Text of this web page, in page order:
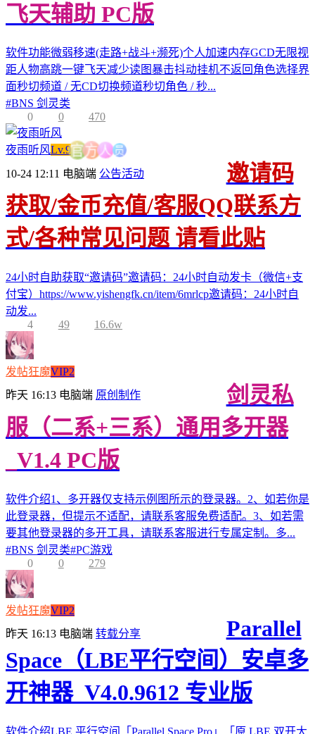
飞天辅助 PC版
软件功能微弱移速(走路+战斗+濒死)个人加速内存GCD无限视
距人物高跳一键飞天减少读图暴击抖动挂机不返回角色选择界
面秒切频道 / 无CD切换频道秒切角色 / 秒...
#BNS 剑灵类
0
0 470
夜雨听风Lv.9官 方 人员
10-24 12:11 电脑端 公告活动
邀请码
获取/金币充值/客服QQ联系方
式/各种常见问题 请看此贴
24小时自助获取“邀请码”邀请码：24小时自动发卡（微信+支
付宝）https://www.yishengfk.cn/item/6mrlcp邀请码：24小时自
动发...
4
49 16.6w
发帖狂魔VIP2
昨天 16:13 电脑端 原创制作
剑灵私
服（二系+三系）通用多开器
_V1.4 PC版
软件介绍1、多开器仅支持示例图所示的登录器。2、如若你是
此登录器，但提示不适配，请联系客服免费适配。3、如若需
要其他登录器的多开工具，请联系客服进行专属定制。多...
#BNS 剑灵类#PC游戏
0
0 279
发帖狂魔VIP2
昨天 16:13 电脑端 转载分享
Parallel
Space（LBE平行空间）安卓多
开神器_V4.0.9612 专业版
软件介绍LBE 平行空间「Parallel Space Pro」「原 LBE 双开大